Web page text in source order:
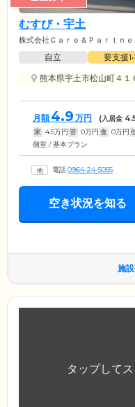
むすび・宇土
株式会社Ｃａｒｅ＆Ｐａｒｔｎｅ
自立 要支援
熊本県宇土市松山町４１
月額 4.9 万円 (入居金
家 4.5万円 管 0万円 食 0万円
個室 / 基本プラン
電話0964-24-5055
空き状況を知る
施